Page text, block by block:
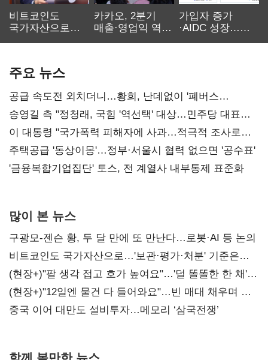
비트코인도
국가자산으로…'
카카오, 2분기
매출·영업익 역대
가입자 증가
·AIDC 성장…
주요 뉴스
공급 속도전 외치더니…황희, 난데없이 '폐버스
리모델링' 제안
송영길 측 "정청래, 국힘 '역선택' 대상…민주당 대표로
총선 지휘 못해"
이 대통령 "국가폭력 피해자에 사과…적극적 조사로
진실 밝혀야"
주택공급 '동상이몽'…정부·서울시 협력 없으면 '공수표'
'금융복합기업집단' 토스, 전 계열사 내부통제 표준화
많이 본 뉴스
구광모-젠슨 황, 두 달 만에 또 만난다…로봇·AI 등 논의
비트코인도 국가자산으로…'보관·평가·처분' 기준은
숙제
(현장+)"팔 생각 접고 호가 높여요"…'덜 똘똘한 한 채'
20억 키맞추기
(현장+)"12일엔 물건 다 들어와요"…빈 매대 채우며 문
연 홈플러스
중국 이어 대만도 설비투자…메모리 ‘삼국전쟁’